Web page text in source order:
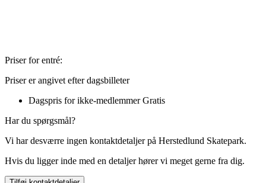
Priser for entré:
Priser er angivet efter dagsbilleter
Dagspris for ikke-medlemmerGratis
Har du spørgsmål?
Vi har desværre ingen kontaktdetaljer på Herstedlund Skatepark.
Hvis du ligger inde med en detaljer hører vi meget gerne fra dig.